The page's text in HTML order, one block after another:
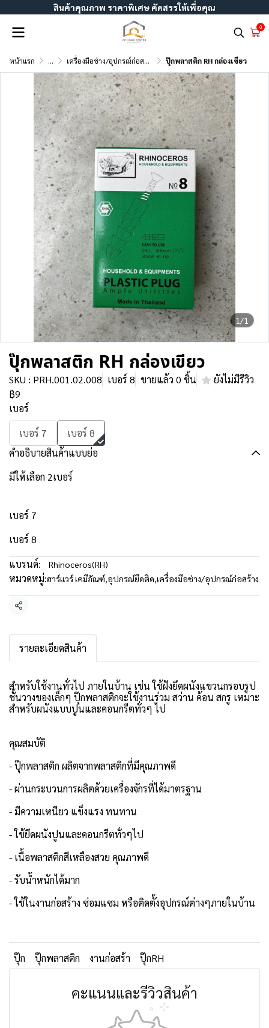
สินค้าคุณภาพ ราคาพิเศษ คัดสรรให้เพื่อคุณ
0
หน้าแรก ... เครื่องมือช่าง/อุปกรณ์ก่อสร้าง ปุ๊กพลาสติก RH กล่องเขียว
1/1
ปุ๊กพลาสติก RH กล่องเขียว
SKU : PRH.001.02.008 เบอร์ 8 ขายแล้ว 0 ชิ้น
ยังไม่มีรีวิว
฿9
เบอร์
เบอร์ 7
เบอร์ 8
คำอธิบายสินค้าแบบย่อ
มีให้เลือก 2เบอร์
เบอร์ 7
เบอร์ 8
แบรนด์:
Rhinoceros(RH)
หมวดหมู่:ฮาร์แวร์ เคมีภัณฑ์,อุปกรณ์ยึดติด,เครื่องมือช่าง/อุปกรณ์ก่อสร้าง
แชร์
รายละเอียดสินค้า
สำหรับใช้งานทั่วไป ภายในบ้าน เช่น ใช้ฝังยึดผนังแขวนกรอบรูป
ชั้นวางของเล็กๆ ปุ๊กพลาสติกจะใช้งานร่วม สว่าน ค้อน สกรู เหมาะ
สำหรับผนังแบบปูนและคอนกรีตทั่วๆ ไป
คุณสมบัติ
- ปุ๊กพลาสติก ผลิตจากพลาสติกที่มีคุณภาพดี
- ผ่านกระบวนการผลิตด้วยเครื่องจักรที่ได้มาตรฐาน
- มีความเหนียว แข็งแรง ทนทาน
- ใช้ยึดผนังปูนและคอนกรีตทั่วๆไป
- เนื้อพลาสติกสีเหลืองสวย คุณภาพดี
- รับน้ำหนักได้มาก
- ใช้ในงานก่อสร้าง ซ่อมแซม หรือติดตั้งอุปกรณ์ต่างๆภายในบ้าน
ปุ๊ก ปุ๊กพลาสติก งานก่อสร้า ปุ๊กRH
คะแนนและรีวิวสินค้า